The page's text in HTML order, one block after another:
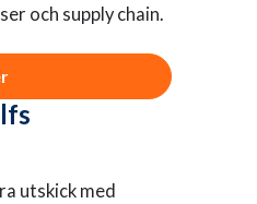
och supply chain.
utskick med